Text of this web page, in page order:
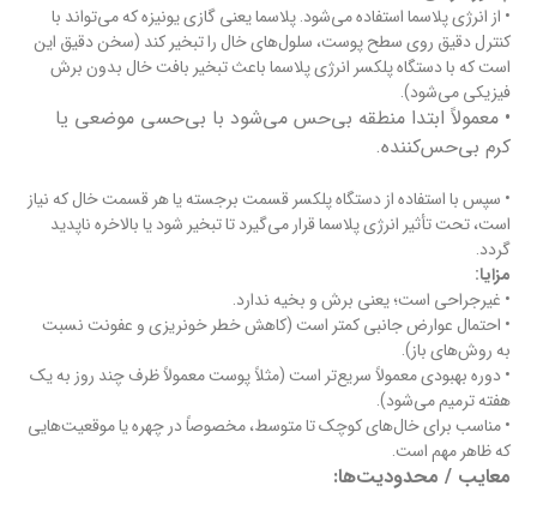
• از انرژی پلاسما استفاده می‌شود. پلاسما یعنی گازی یونیزه که می‌تواند با
کنترل دقیق روی سطح پوست‌، سلول‌های خال را تبخیر کند (سخن دقیق این
است که با دستگاه پلکسر انرژی پلاسما باعث تبخیر بافت خال بدون برش
فیزیکی می‌شود).
• معمولاً ابتدا منطقه بی‌حس می‌شود با بی‌حسی موضعی یا
کرم بی‌حس‌کننده.
• سپس با استفاده از دستگاه پلکسر قسمت برجسته یا هر قسمت خال که نیاز
است، تحت تأثیر انرژی پلاسما قرار می‌گیرد تا تبخیر شود یا بالاخره ناپدید
گردد.
مزایا:
• غیرجراحی است؛ یعنی برش و بخیه ندارد.
• احتمال عوارض جانبی کمتر است (کاهش خطر خونریزی و عفونت نسبت
به روش‌های باز).
• دوره بهبودی معمولاً سریع‌تر است (مثلاً پوست معمولاً ظرف چند روز به یک
هفته ترمیم می‌شود).
• مناسب برای خال‌های کوچک تا متوسط، مخصوصاً در چهره یا موقعیت‌هایی
که ظاهر مهم است.
معایب / محدودیت‌ها: